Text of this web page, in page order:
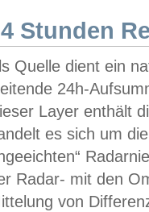
Stunden
Quelle dient ein
24h-
Layer enthält
es sich um
Radar- mit den
von